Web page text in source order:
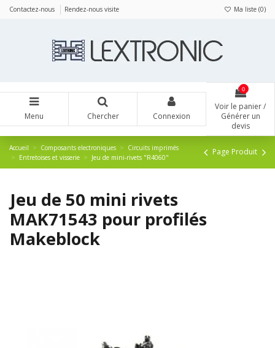
Contactez-nous Rendez-nous visite Ma liste (0)
Menu Chercher Connexion
0
Voir le panier /
Générer un
devis
Accueil Composants electroniques
Circuits imprimés
Entretoises et visserie
Jeu de mini-rivets "R4060"
Page Produit
Jeu de 50 mini rivets
MAK71543 pour profilés
Makeblock
Panneau de gestion des cookies